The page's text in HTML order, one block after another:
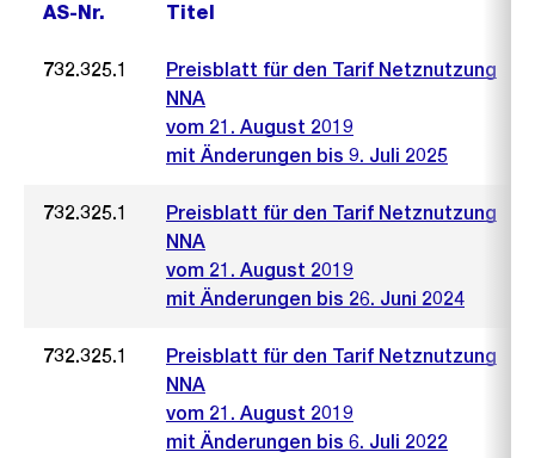
AS-Nr. Titel
732.325.1
Preisblatt für den Tarif Netznutzung
NNA
vom 21. August 2019
mit Änderungen bis 9. Juli 2025
732.325.1
Preisblatt für den Tarif Netznutzung
NNA
vom 21. August 2019
mit Änderungen bis 26. Juni 2024
732.325.1
Preisblatt für den Tarif Netznutzung
NNA
vom 21. August 2019
mit Änderungen bis 6. Juli 2022